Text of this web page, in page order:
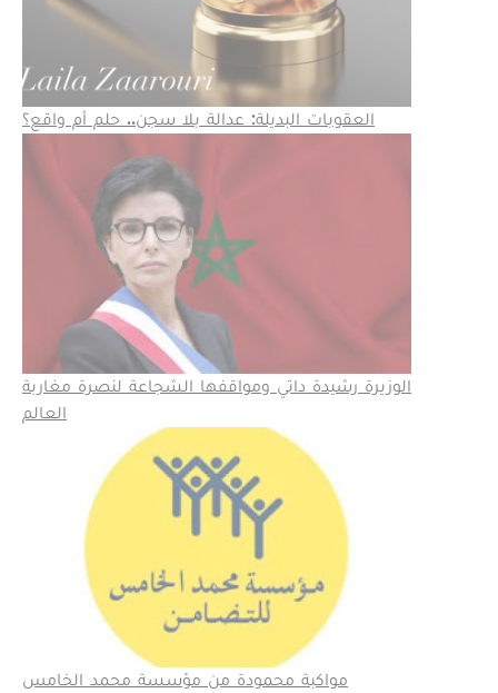
العقوبات البديلة: عدالة بلا سجن.. حلم أم واقع؟
الوزيرة رشيدة داتي ومواقفها الشجاعة لنصرة مغاربة
العالم
مواكبة محمودة من مؤسسة محمد الخامس